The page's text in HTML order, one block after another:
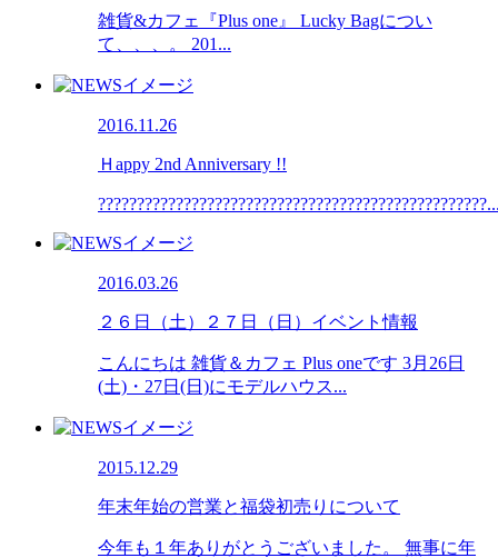
雑貨&カフェ『Plus one』 Lucky Bagについ
て、、、。 201...
2016.11.26
Ｈappy 2nd Anniversary !!
2016.03.26
２６日（土）２７日（日）イベント情報
こんにちは 雑貨＆カフェ Plus oneです 3月26日
(土)・27日(日)にモデルハウス...
2015.12.29
年末年始の営業と福袋初売りについて
今年も１年ありがとうございました。 無事に年